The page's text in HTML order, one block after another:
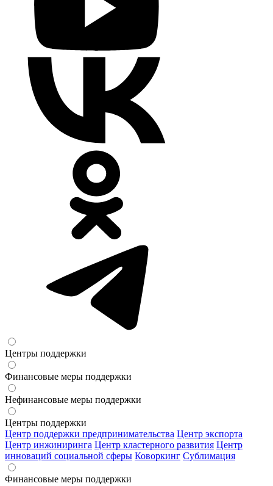
Центры поддержки
Финансовые меры поддержки
Нефинансовые меры поддержки
Центры поддержки
Центр поддержки предпринимательства Центр экспорта
Центр инжиниринга Центр кластерного развития Центр
инноваций социальной сферы Коворкинг Сублимация
Финансовые меры поддержки